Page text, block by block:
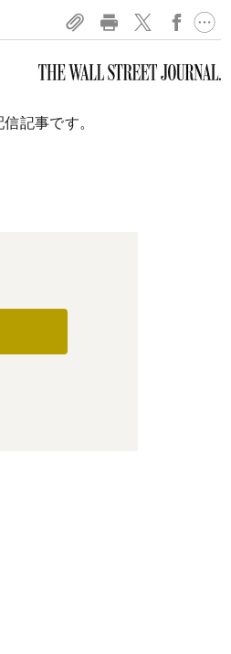
記事です。